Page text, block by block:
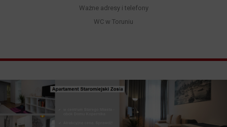
Ważne adresy i telefony
WC w Toruniu